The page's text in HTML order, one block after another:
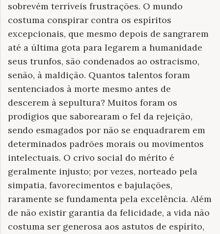
sobrevém terríveis frustrações. O mundo
costuma conspirar contra os espíritos
excepcionais, que mesmo depois de sangrarem
até a última gota para legarem a humanidade
seus trunfos, são condenados ao ostracismo,
senão, à maldição. Quantos talentos foram
sentenciados à morte mesmo antes de
descerem à sepultura? Muitos foram os
prodígios que saborearam o fel da rejeição,
sendo esmagados por não se enquadrarem em
determinados padrões morais ou movimentos
intelectuais. O crivo social do mérito é
geralmente injusto; por vezes, norteado pela
simpatia, favorecimentos e bajulações,
raramente se fundamenta pela excelência. Além
de não existir garantia da felicidade, a vida não
costuma ser generosa aos astutos de espírito,